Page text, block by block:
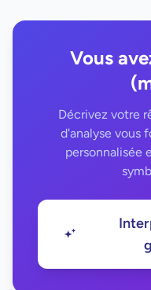
Vous
Décrivez votre
d'analyse vous
personnalisée